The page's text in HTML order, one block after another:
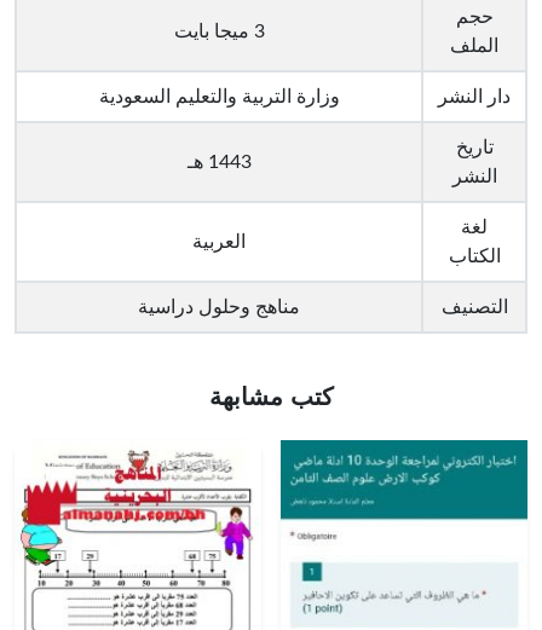
حجم
الملف
3 ميجا بايت
دار النشر وزارة التربية والتعليم السعودية
تاريخ
النشر
1443 هـ
لغة
الكتاب
العربية
التصنيف مناهج وحلول دراسية
كتب مشابهة